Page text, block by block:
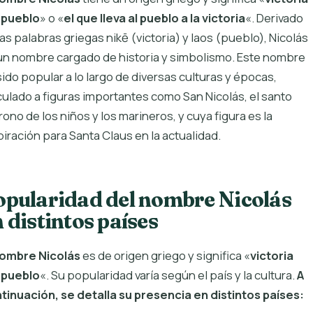
» o «el que lleva al pueblo a la victoria«. Derivado
palabras griegas nikē (victoria) y laos (pueblo), Nicolás
nombre cargado de historia y simbolismo. Este nombre
popular a lo largo de diversas culturas y épocas,
a figuras importantes como San Nicolás, el santo
de los niños y los marineros, y cuya figura es la
para Santa Claus en la actualidad.
del nombre Nicolás
distintos países
Nicoláses de origen griego y significa «victoria
«. Su popularidad varía según el país y la cultura.A
se detalla su presencia en distintos países: